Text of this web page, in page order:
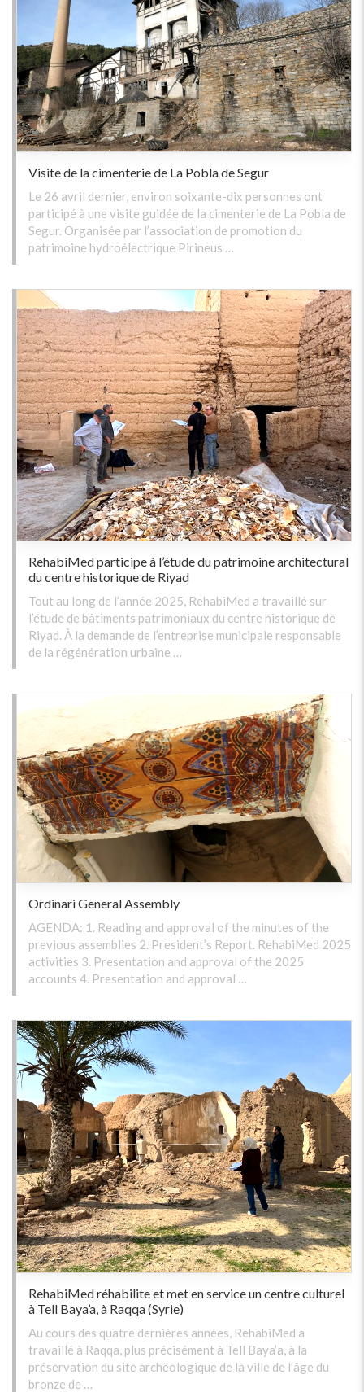
Visite de la cimenterie de La Pobla de Segur
Le 26 avril dernier, environ soixante-dix personnes ont
participé à une visite guidée de la cimenterie de La Pobla de
Segur. Organisée par l’association de promotion du
patrimoine hydroélectrique Pirineus …
RehabiMed participe à l’étude du patrimoine architectural
du centre historique de Riyad
Tout au long de l’année 2025, RehabiMed a travaillé sur
l’étude de bâtiments patrimoniaux du centre historique de
Riyad. À la demande de l’entreprise municipale responsable
de la régénération urbaine …
Ordinari General Assembly
AGENDA: 1. Reading and approval of the minutes of the
previous assemblies 2. President’s Report. RehabiMed 2025
activities 3. Presentation and approval of the 2025
accounts 4. Presentation and approval …
RehabiMed réhabilite et met en service un centre culturel
à Tell Baya’a, à Raqqa (Syrie)
Au cours des quatre dernières années, RehabiMed a
travaillé à Raqqa, plus précisément à Tell Baya’a, à la
préservation du site archéologique de la ville de l’âge du
bronze de …